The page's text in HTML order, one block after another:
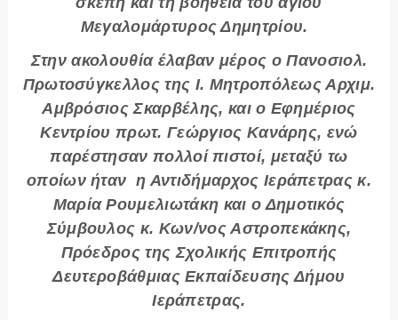
Μεγαλομάρτυρος Δημητρίου.
Στην ακολουθία έλαβαν μέρος ο Πανοσιολ.
Πρωτοσύγκελλος της Ι. Μητροπόλεως Αρχιμ.
Αμβρόσιος Σκαρβέλης, και ο Εφημέριος
Κεντρίου πρωτ. Γεώργιος Κανάρης, ενώ
παρέστησαν πολλοί πιστοί, μεταξύ τω
οποίων ήταν η Αντιδήμαρχος Ιεράπετρας κ.
Μαρία Ρουμελιωτάκη και ο Δημοτικός
Σύμβουλος κ. Κων/νος Αστροπεκάκης,
Πρόεδρος της Σχολικής Επιτροπής
Δευτεροβάθμιας Εκπαίδευσης Δήμου
Ιεράπετρας.